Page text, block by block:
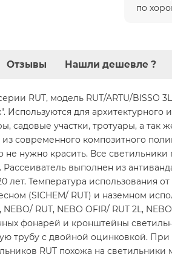
по
Отзывы Нашли дешевле ?
RUT, модель RUT/ARTU/
Используются для
садовые участки, тротуары, а
современного композитного
не нужно красить. Все
выполнен из
Температура использования
(SICHEM/ RUT) и наземном
NEBO/ RUT, NEBO OFIR/ RUT 2L,
фонарей и кронштейны
трубу с двойной оцинковкой. При
RUT похожа на